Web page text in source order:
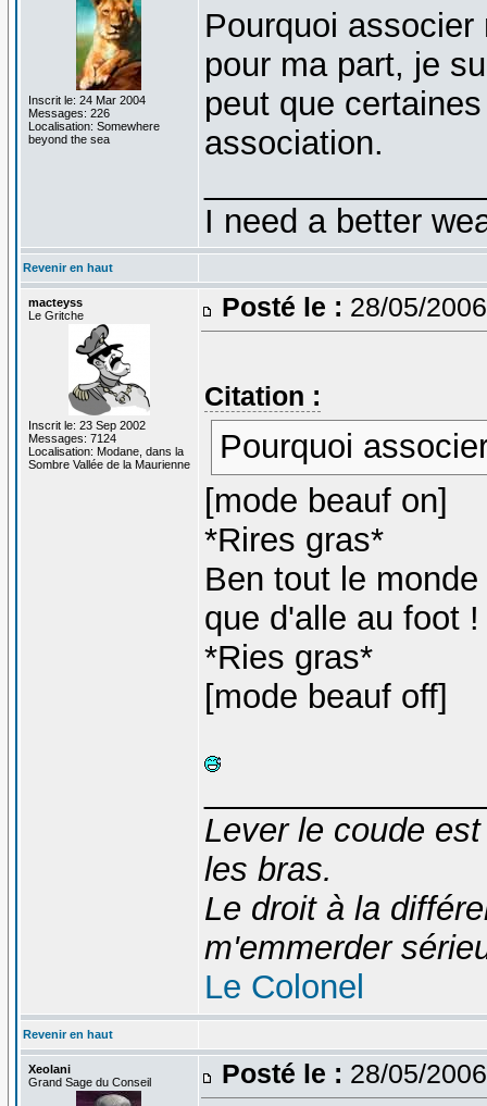
Inscrit le: 24 Mar 2004
Messages: 226
Localisation: Somewhere
beyond the sea
Pourquoi
pour ma part, je
peut que
association.
I need a better
Revenir en haut
macteyss
Le Gritche
Inscrit le: 23 Sep 2002
Messages: 7124
Localisation: Modane, dans la
Sombre Vallée de la Maurienne
Posté le : 28/05/
Citation :
Pourquoi
[mode beauf on]
*Rires gras*
Ben tout le
que d'alle au foot
*Ries gras*
[mode beauf off]
Lever le coude
les bras.
Le droit à la
m'emmerder
Le Colonel
Revenir en haut
Xeolani
Grand Sage du Conseil
Posté le : 28/05/